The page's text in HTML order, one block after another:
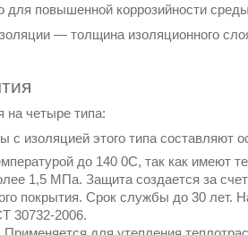
повышенной коррозийности
— толщина изоляционного
на четыре типа:
с изоляцией этого типа составляют
до 140 0С, так как имеют
1,5 МПа. Защита создается за
покрытия. Срок службы до 30 лет.
30732-2006.